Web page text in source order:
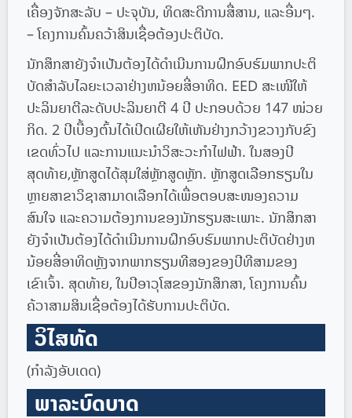
ເຄື່ອງຈັກສະລັບ – ປະຈຸບັນ, ທິດສະດີການສື່ສານ, ແລະອື່ນໆ.
– ໂຄງການຄົ້ນຄວ້າສິນເຊື່ອຕ້ອງປະຕິບັດ.
ນັກສຶກສາຍັງຈໍາເປັນຕ້ອງໄດ້ດໍາເນີນການຝຶກອົບຮົມພາກປະຕິ
ບັດສໍາລັບໄລຍະເວລາຢ່າງຫນ້ອຍສີ່ອາທິດ. EED ສະເໜີໃຫ້
ປະລິນຍາຕີລະດັບປະລິນຍາຕີ 4 ປີ ປະກອບດ້ວຍ 147 ໜ່ວຍ
ກິດ. 2 ປີ​ເບື້ອງ​ຕົ້ນ​ໄດ້​ເປີດ​ເຜີຍ​ໃຫ້​ເຫັນ​ຢ່າງ​ກວ້າງ​ຂວາງ​ກັບ​ຂົງ​
ເຂດ​ທົ່ວ​ໄປ ແລະ​ການ​ແນະ​ນຳ​ວິ​ສະ​ວະ​ກຳ​ໄຟ​ຟ້າ. ໃນສອງປີ
ສຸດທ້າຍ,ຫຼັກສູດໄດ້ສຸມໃສ່ຫຼັກສູດຫຼັກ. ຫຼັກສູດເລືອກຮຽນໃນ
ຫຼາຍສາຂາວິຊາສາມາດເລືອກໄດ້ເພື່ອຕອບສະໜອງຄວາມ
ສົນໃຈ ແລະຄວາມຕ້ອງການຂອງນັກຮຽນສະເພາະ. ນັກສຶກສາ
ຍັງຈໍາເປັນຕ້ອງໄດ້ດໍາເນີນການຝຶກອົບຮົມພາກປະຕິບັດຢ່າງຫ
ນ້ອຍສີ່ອາທິດຫຼັງຈາກພາກຮຽນທີສອງຂອງປີທີສາມຂອງ
ເຂົາເຈົ້າ. ສຸດທ້າຍ, ໃນປີອາວຸໂສຂອງນັກສຶກສາ, ໂຄງການຄົ້ນ
ຄ້ວາສາມສິນເຊື່ອຕ້ອງໄດ້ຮັບການປະຕິບັດ.
ວິໄສທັດ
(ກໍາລັງອັບເດດ)
ພາລະບົດບາດ